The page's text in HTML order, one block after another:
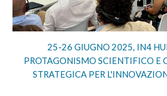
25-26 GIUGNO 2025, IN4
PROTAGONISMO SCIENTIFICO E
STRATEGICA PER